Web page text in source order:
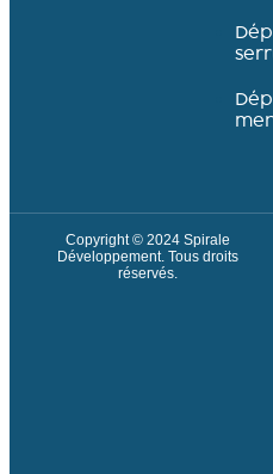
Copyright © 2024 Spirale
Développement. Tous droits
réservés.